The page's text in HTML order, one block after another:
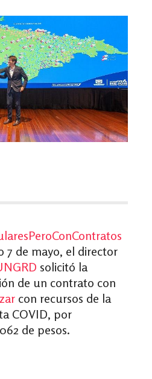
7 de mayo, el director
solicitó la
de un contrato con
con recursos de la
COVID, por
de pesos.